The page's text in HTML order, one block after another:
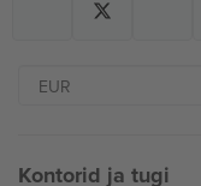
Kontorid ja tugi